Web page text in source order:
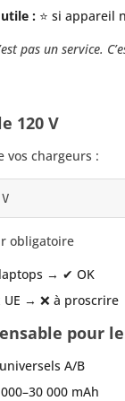
: ⭐ si appareil
pas un service.
120 V
vos chargeurs :
obligatoire
→ ✔ OK
UE → ❌ à proscrire
pour
A/B
000 mAh